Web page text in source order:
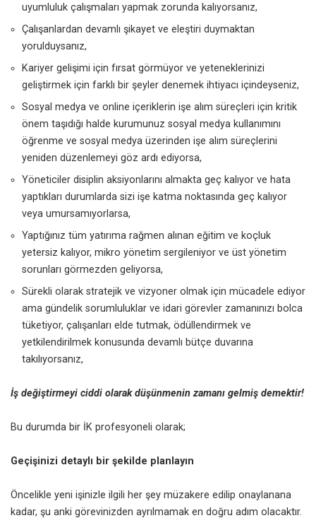
uyumluluk çalışmaları yapmak zorunda kalıyorsanız,
Çalışanlardan devamlı şikayet ve eleştiri duymaktan
yorulduysanız,
Kariyer gelişimi için fırsat görmüyor ve yeteneklerinizi
geliştirmek için farklı bir şeyler denemek ihtiyacı içindeyseniz,
Sosyal medya ve online içeriklerin işe alım süreçleri için kritik
önem taşıdığı halde kurumunuz sosyal medya kullanımını
öğrenme ve sosyal medya üzerinden işe alım süreçlerini
yeniden düzenlemeyi göz ardı ediyorsa,
Yöneticiler disiplin aksiyonlarını almakta geç kalıyor ve hata
yaptıkları durumlarda sizi işe katma noktasında geç kalıyor
veya umursamıyorlarsa,
Yaptığınız tüm yatırıma rağmen alınan eğitim ve koçluk
yetersiz kalıyor, mikro yönetim sergileniyor ve üst yönetim
sorunları görmezden geliyorsa,
Sürekli olarak stratejik ve vizyoner olmak için mücadele ediyor
ama gündelik sorumluluklar ve idari görevler zamanınızı bolca
tüketiyor, çalışanları elde tutmak, ödüllendirmek ve
yetkilendirilmek konusunda devamlı bütçe duvarına
takılıyorsanız,
İş değiştirmeyi ciddi olarak düşünmenin zamanı gelmiş demektir!
Bu durumda bir İK profesyoneli olarak;
Geçişinizi detaylı bir şekilde planlayın
Öncelikle yeni işinizle ilgili her şey müzakere edilip onaylanana
kadar, şu anki görevinizden ayrılmamak en doğru adım olacaktır.